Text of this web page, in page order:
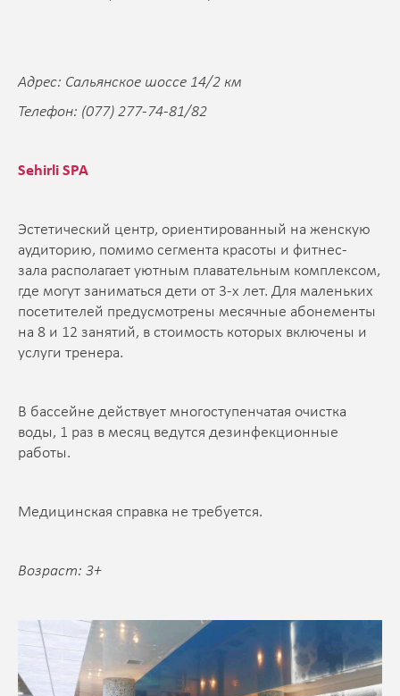
Адрес: Сальянское шоссе 14/2 км
Телефон: (077) 277-74-81/82
Sehirli SPA
Эстетический центр, ориентированный на женскую
аудиторию, помимо сегмента красоты и фитнес-
зала располагает уютным плавательным комплексом,
где могут заниматься дети от 3-х лет. Для маленьких
посетителей предусмотрены месячные абонементы
на 8 и 12 занятий, в стоимость которых включены и
услуги тренера.
В бассейне действует многоступенчатая очистка
воды, 1 раз в месяц ведутся дезинфекционные
работы.
Медицинская справка не требуется.
Возраст: 3+